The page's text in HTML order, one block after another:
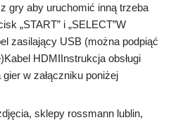
gry aby uruchomić inną trzeba
„START” i „SELECT”W
zasilający USB (można podpiąć
HDMIInstrukcja obsługi
w załączniku poniżej
sklepy rossmann lublin,